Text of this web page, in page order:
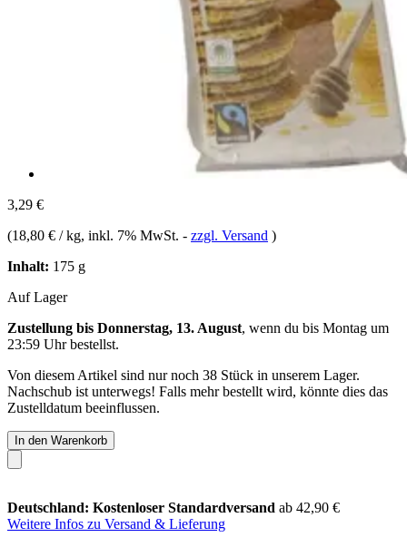
3,29 €
(18,80 € / kg, inkl. 7% MwSt. - zzgl. Versand )
Inhalt: 175 g
Auf Lager
Zustellung bis Donnerstag, 13. August, wenn du bis Montag um
23:59 Uhrbestellst.
Von diesem Artikel sind nur noch 38 Stück in unserem Lager.
Nachschub ist unterwegs! Falls mehr bestellt wird, könnte dies das
Zustelldatum beeinflussen.
In den Warenkorb
Deutschland: Kostenloser Standardversand ab 42,90 €
Weitere Infos zu Versand & Lieferung